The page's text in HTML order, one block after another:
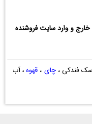
و وارد سایت فروشنده
فندکی ،چای ،قهوه، آب